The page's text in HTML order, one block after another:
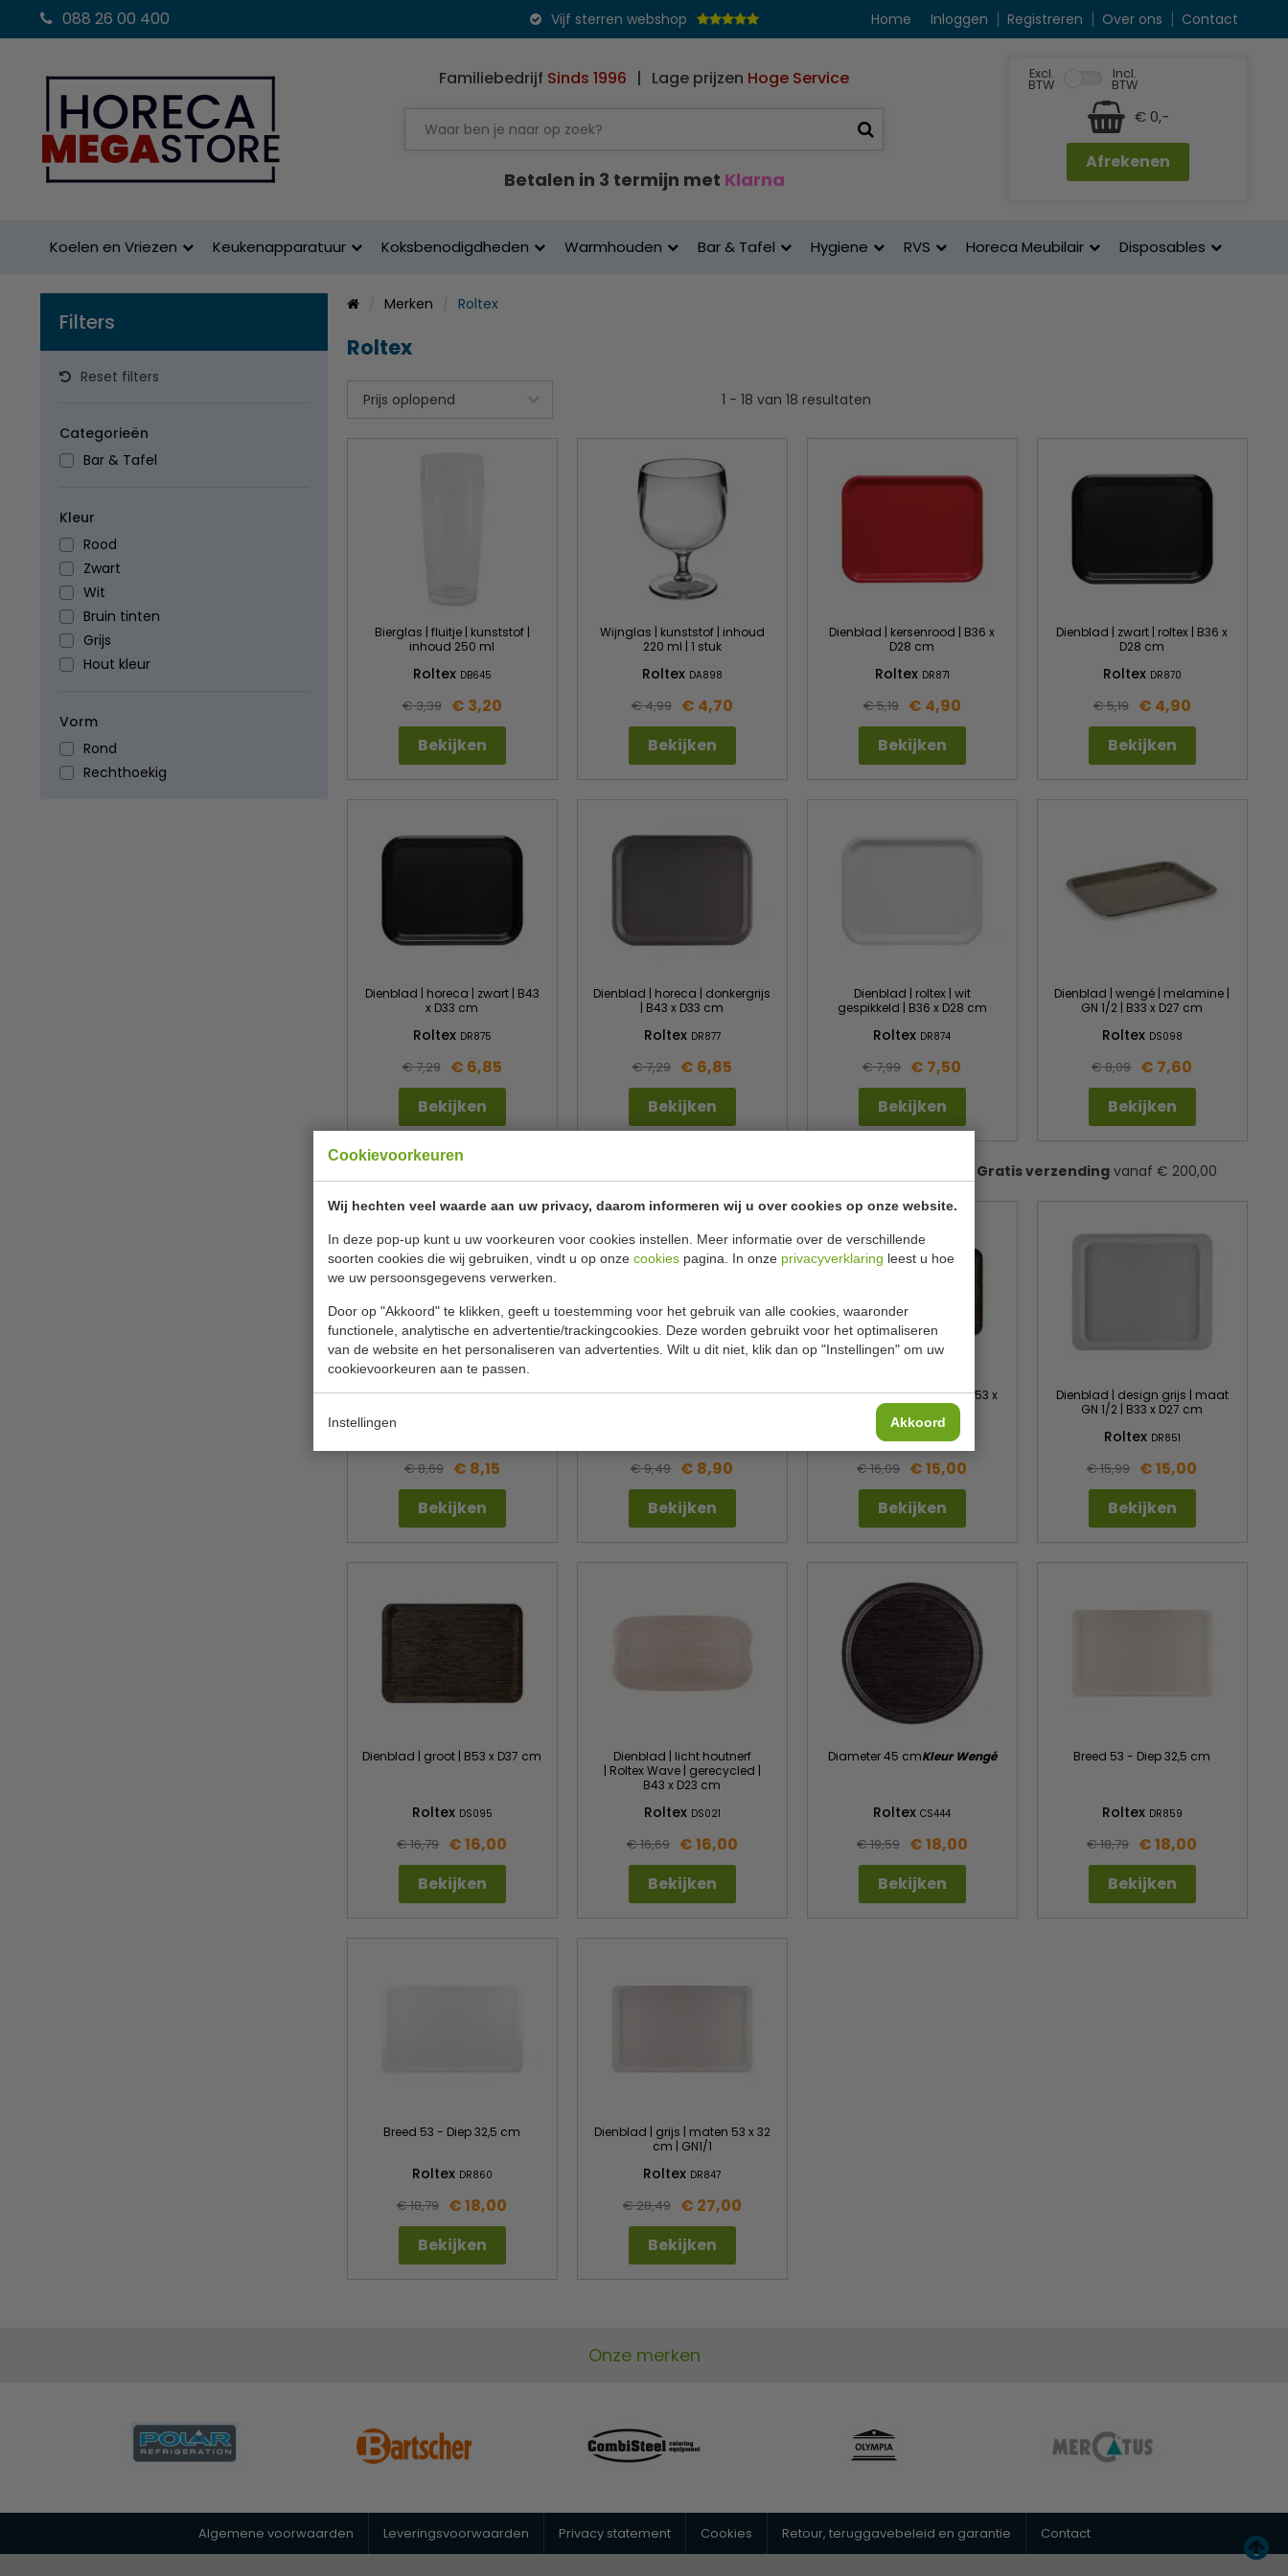
Cookievoorkeuren
Wij hechten veel waarde aan uw privacy, daarom informeren wij u over cookies op onze website.
In deze pop-up kunt u uw voorkeuren voor cookies instellen. Meer informatie over de verschillende
soorten cookies die wij gebruiken, vindt u op onze cookies pagina. In onze privacyverklaring leest u hoe
we uw persoonsgegevens verwerken.
Door op "Akkoord" te klikken, geeft u toestemming voor het gebruik van alle cookies, waaronder
functionele, analytische en advertentie/trackingcookies. Deze worden gebruikt voor het optimaliseren
van de website en het personaliseren van advertenties. Wilt u dit niet, klik dan op "Instellingen" om uw
cookievoorkeuren aan te passen.
Instellingen Akkoord
088 26 00 400 Vijf sterren webshop Home Inloggen Registreren Over ons Contact
Familiebedrijf Sinds 1996 | Lage prijzen Hoge Service
Betalen in 3 termijn met Klarna
Excl.
BTW
Incl.
BTW
€ 0,-
Afrekenen
Koelen en Vriezen Keukenapparatuur Koksbenodigdheden Warmhouden Bar & Tafel Hygiene RVS Horeca Meubilair Disposables
Filters
Reset filters
Categorieën
Bar & Tafel
Kleur
Rood
Zwart
Wit
Bruin tinten
Grijs
Hout kleur
Vorm
Rond
Rechthoekig
Merken Roltex
Roltex
1 -18 van18 resultaten
Bierglas | fluitje | kunststof |
inhoud 250 ml
Roltex DB645
€ 3,39 € 3,20
Bekijken
Wijnglas | kunststof | inhoud
220 ml | 1 stuk
Roltex DA898
€ 4,99 € 4,70
Bekijken
Dienblad | kersenrood | B36 x
D28 cm
Roltex DR871
€ 5,19 € 4,90
Bekijken
Dienblad | zwart | roltex | B36 x
D28 cm
Roltex DR870
€ 5,19 € 4,90
Bekijken
Dienblad | horeca | zwart | B43
x D33 cm
Roltex DR875
€ 7,29 € 6,85
Bekijken
Dienblad | horeca | donkergrijs
| B43 x D33 cm
Roltex DR877
€ 7,29 € 6,85
Bekijken
Dienblad | roltex | wit
gespikkeld | B36 x D28 cm
Roltex DR874
€ 7,99 € 7,50
Bekijken
Dienblad | wengé | melamine |
GN 1/2 | B33 x D27 cm
Roltex DS098
€ 8,09 € 7,60
Bekijken
Dienblad | rood | met
€ 8,69 € 8,15
Bekijken
Dienblad | horeca | wengé |
€ 9,49 € 8,90
Bekijken
Dienblad | groot | 1/1GN | B53 x
Roltex DS096
€ 16,09 € 15,00
Bekijken
Dienblad | design grijs | maat
GN 1/2 | B33 x D27 cm
Roltex DR851
€ 15,99 € 15,00
Bekijken
Dienblad | groot | B53 x D37 cm
Roltex DS095
€ 16,79 € 16,00
Bekijken
Dienblad | licht houtnerf
| Roltex Wave | gerecycled |
B43 x D23 cm
Roltex DS021
€ 16,69 € 16,00
Bekijken
Diameter 45 cmKleur Wengé
RoltexCS444
€ 19,59 € 18,00
Bekijken
Breed 53 - Diep 32,5 cm
Roltex DR859
€ 18,79 € 18,00
Bekijken
Breed 53 - Diep 32,5 cm
Roltex DR860
€ 18,79 € 18,00
Bekijken
Dienblad | grijs | maten 53 x 32
cm | GN1/1
Roltex DR847
€ 28,49 € 27,00
Bekijken
Gratis verzendingvanaf € 200,00
Onze merken
Algemene voorwaarden Leveringsvoorwaarden Privacy statement Cookies Retour, teruggavebeleid en garantie Contact